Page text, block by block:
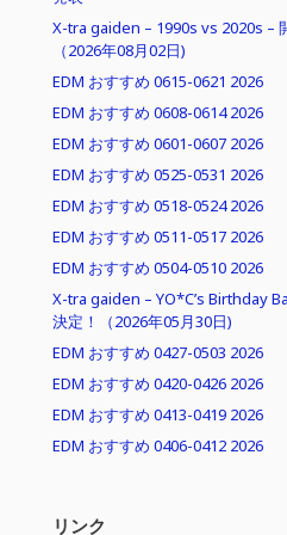
X-tra gaiden – 1990s vs 2020s –
（2026年08月02日)
EDM おすすめ 0615-0621 2026
EDM おすすめ 0608-0614 2026
EDM おすすめ 0601-0607 2026
EDM おすすめ 0525-0531 2026
EDM おすすめ 0518-0524 2026
EDM おすすめ 0511-0517 2026
EDM おすすめ 0504-0510 2026
X-tra gaiden – YO*C’s Birthday
決定！（2026年05月30日)
EDM おすすめ 0427-0503 2026
EDM おすすめ 0420-0426 2026
EDM おすすめ 0413-0419 2026
EDM おすすめ 0406-0412 2026
リンク